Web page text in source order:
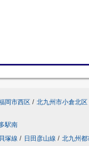
岡市西区 / 北九州市小倉北区
駅南
塚線 / 日田彦山線 / 北九州都